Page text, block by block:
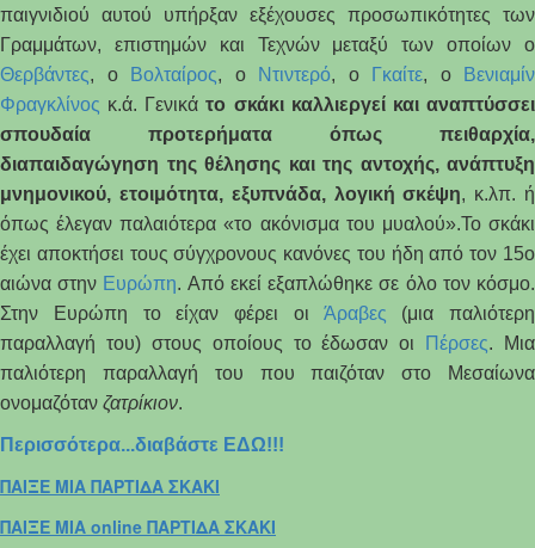
παιγνιδιού αυτού υπήρξαν εξέχουσες προσωπικότητες των
Γραμμάτων, επιστημών και Τεχνών μεταξύ των οποίων ο
Θερβάντες, ο Βολταίρος, ο Ντιντερό, ο Γκαίτε, ο
Βενιαμίν
Φραγκλίνος κ.ά. Γενικάτο σκάκι καλλιεργεί και αναπτύσσει
σπουδαία προτερήματα όπως πειθαρχία,
διαπαιδαγώγηση της θέλησης και της αντοχής, ανάπτυξη
μνημονικού, ετοιμότητα, εξυπνάδα, λογική σκέψη, κ.λπ. ή
όπως έλεγαν παλαιότερα «το ακόνισμα του μυαλού».Το σκάκι
έχει αποκτήσει τους σύγχρονους κανόνες του ήδη από τον 15ο
αιώνα στην Ευρώπη. Από εκεί εξαπλώθηκε σε όλο τον κόσμο.
Στην Ευρώπη το είχαν φέρει οι Άραβες (μια παλιότερη
παραλλαγή του) στους οποίους το έδωσαν οι
Πέρσες. Μια
παλιότερη παραλλαγή του που παιζόταν στο Μεσαίωνα
ονομαζόταν ζατρίκιον.
Περισσότερα...διαβάστε ΕΔΩ!!!
ΠΑΙΞΕ ΜΙΑ ΠΑΡΤΙΔΑ ΣΚΑΚΙ
ΠΑΙΞΕ ΜΙΑ online ΠΑΡΤΙΔΑ ΣΚΑΚΙ